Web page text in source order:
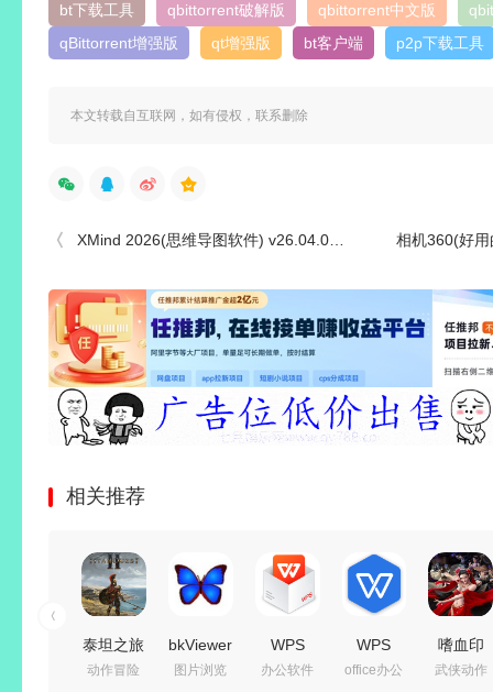
bt下载工具 qbittorrent破解版 qbittorrent中文版
qBittorrent增强版
qt增强版 bt客户端 p2p下载工具
本文转载自互联网，如有侵权，联系删除
XMind 2026(思维导图软件) v26.04.01337 x64 特别中文绿色版 相机360(好用的美
相关推荐
泰坦之旅
2
动作冒险
bkViewer
v8.8c 绿
图片浏览
WPS
Office
办公软件
WPS
Office
office办公
嗜血印
武侠动作